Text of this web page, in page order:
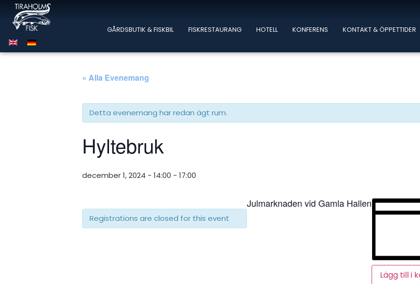
GÅRDSBUTIK & FISKBIL FISKRESTAURANG HOTELL KONFERENS KONTAKT & ÖPPETTIDER
« Alla Evenemang
Detta evenemang har redan ägt rum.
Hyltebruk
december 1, 2024 - 14:00 - 17:00
Registrations are closed for this event
Julmarknaden vid Gamla Hallen
Lägg till i